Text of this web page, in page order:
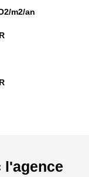
m2/an
l'agence